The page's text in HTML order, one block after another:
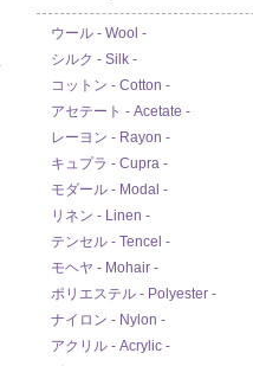
ウール - Wool -
シルク - Silk -
コットン - Cotton -
アセテート - Acetate -
レーヨン - Rayon -
キュプラ - Cupra -
モダール - Modal -
リネン - Linen -
テンセル - Tencel -
モヘヤ - Mohair -
ポリエステル - Polyester -
ナイロン - Nylon -
アクリル - Acrylic -